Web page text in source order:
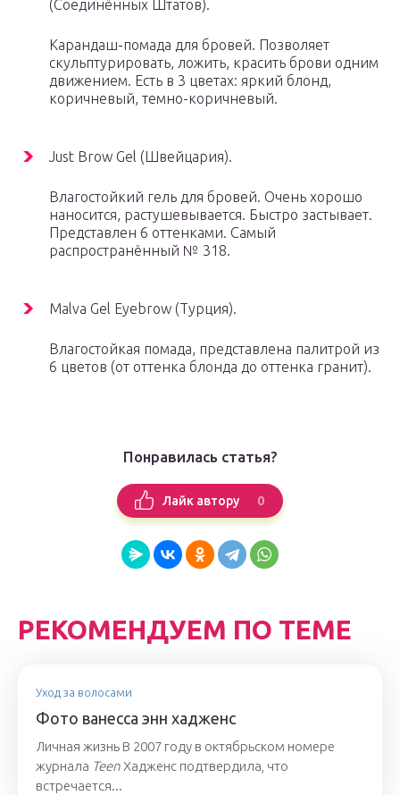
(Соединённых Штатов).
Карандаш-помада для бровей. Позволяет
скульптурировать, ложить, красить брови одним
движением. Есть в 3 цветах: яркий блонд,
коричневый, темно-коричневый.
Just Brow Gel (Швейцария).
Влагостойкий гель для бровей. Очень хорошо
наносится, растушевывается. Быстро застывает.
Представлен 6 оттенками. Самый
распространённый № 318.
Malva Gel Eyebrow (Турция).
Влагостойкая помада, представлена палитрой из
6 цветов (от оттенка блонда до оттенка гранит).
Понравилась статья?
Лайк автору 0
РЕКОМЕНДУЕМ ПО ТЕМЕ
Уход за волосами
Фото ванесса энн хадженс
Личная жизнь В 2007 году в октябрьском номере
журнала Teen Хадженс подтвердила, что
встречается...